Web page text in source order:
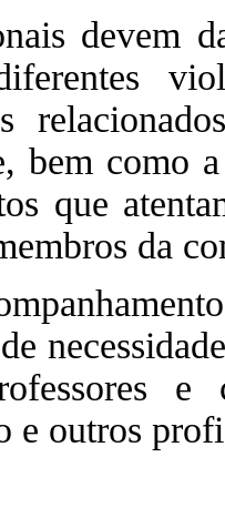
devem
bem como
que
da
e
e outros